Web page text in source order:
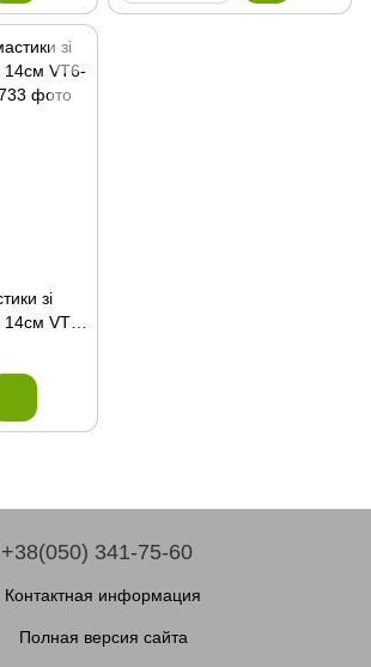
зі
VT6-
+38(050) 341-75-60
Контактная информация
Полная версия сайта